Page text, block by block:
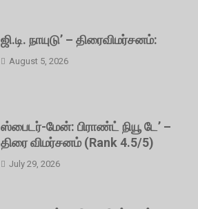
ஜி.டி. நாயுடு’ – திரைவிமர்சனம்:
August 5, 2026
ஸ்பைடர்-மேன்: பிராண்ட் நியூ டே’ –
திரை விமர்சனம் (Rank 4.5/5)
July 29, 2026